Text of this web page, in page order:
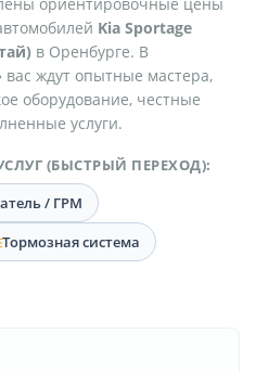
Kia Sportage
в Оренбурге. В
вас ждут опытные мастера,
оборудование, честные
услуги.
(БЫСТРЫЙ ПЕРЕХОД):
/ ГРМ
Тормозная система